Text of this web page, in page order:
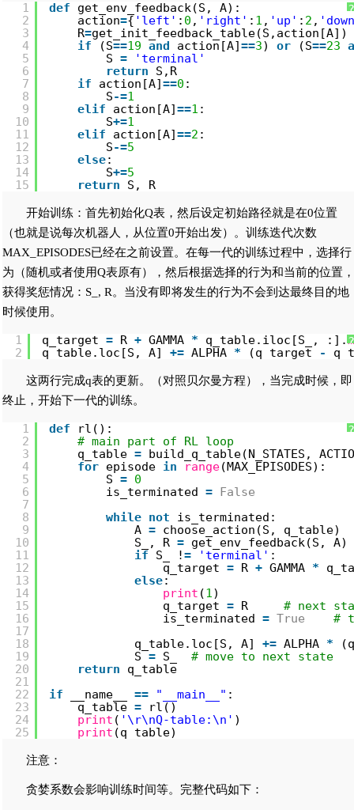
?
1
2
3
4
5
6
7
8
9
10
11
12
13
14
15
def
get_env_feedback(S, A):
action={ 'left' : 0 , 'right' : 1 , 'up' : 2 ,
R=get_init_feedback_table(S,action[A])
if
(S==19 and action[A]==3) or (S==23
S =
'terminal'
return
S,R
if
action[A]==0 :
S-=1
elif
action[A]==1 :
S+=1
elif
action[A]==2 :
S-=5
else:
S+=5
return
S, R
开始训练：首先初始化Q表，然后设定初始路径就是在0位置
（也就是说每次机器人，从位置0开始出发）。训练迭代次数
MAX_EPISODES已经在之前设置。在每一代的训练过程中，选择行
为（随机或者使用Q表原有），然后根据选择的行为和当前的位置，
获得奖惩情况：S_, R。当没有即将发生的行为不会到达最终目的地
时候使用。
?
1
2
q_target = R + GAMMA * q_table.iloc[S_, :].
q_table.loc[S, A] += ALPHA * (q_target -
这两行完成q表的更新。（对照贝尔曼方程），当完成时候，即
终止，开始下一代的训练。
?
1
2
3
4
5
6
7
8
9
10
11
12
13
14
15
16
17
18
19
20
21
22
23
24
25
def
rl():
# main part of RL loop
q_table = build_q_table(N_STATES,
for episode in range(MAX_EPISODES):
S = 0
is_terminated = False
while not
is_terminated:
A = choose_action(S, q_table)
S_, R = get_env_feedback(S,
if
S_ != 'terminal' :
q_target = R + GAMMA *
else:
print (1)
q_target = R # next
is_terminated = True
#
q_table.loc[S, A] += ALPHA *
S = S_ # move to next state
return
q_table
if
__name__ == "__main__" :
q_table =
rl()
print ( '\r\nQ-table:\n' )
print (q_table)
注意：
贪婪系数会影响训练时间等。完整代码如下：